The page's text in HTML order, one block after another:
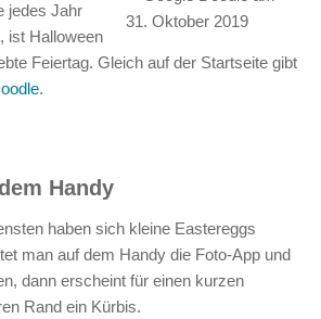
jedes Jahr
ist Halloween
Feiertag. Gleich auf der Startseite gibt
.
Handy
haben sich kleine Eastereggs
man auf dem Handy die Foto-App und
dann erscheint für einen kurzen
Rand ein Kürbis.